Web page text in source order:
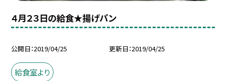
４月２３日の給食★揚げパン
公開日 2019/04/25 更新日 2019/04/25
給食室より